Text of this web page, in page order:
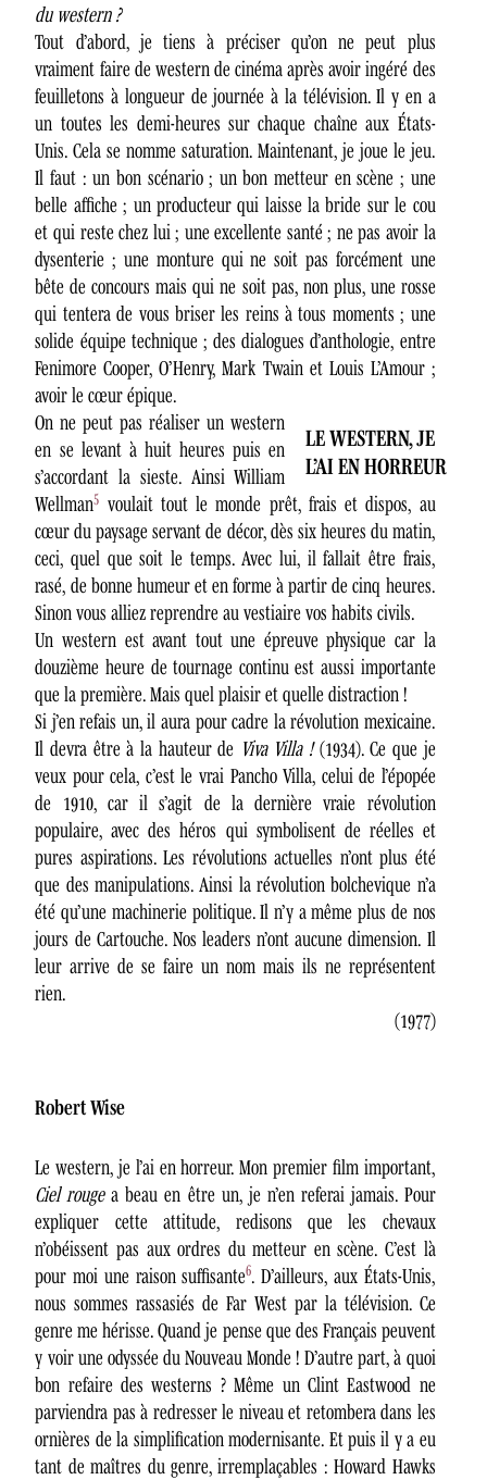
du western ?
Tout d’abord, je tiens à préciser qu’on ne peut plus
vraiment faire de western de cinéma après avoir ingéré des
feuilletons à longueur de journée à la télévision. Il y en a
un toutes les demi-heures sur chaque chaîne aux États-
Unis. Cela se nomme saturation. Maintenant, je joue le jeu.
Il faut : un bon scénario ; un bon metteur en scène ; une
belle affiche ; un producteur qui laisse la bride sur le cou
et qui reste chez lui ; une excellente santé ; ne pas avoir la
dysenterie ; une monture qui ne soit pas forcément une
bête de concours mais qui ne soit pas, non plus, une rosse
qui tentera de vous briser les reins à tous moments ; une
solide équipe technique ; des dialogues d’anthologie, entre
Fenimore Cooper, O’Henry, Mark Twain et Louis L’Amour ;
avoir le cœur épique.
LE WESTERN, JE
L’AI EN HORREUR
On ne peut pas réaliser un western
en se levant à huit heures puis en
s’accordant la sieste. Ainsi William
Wellman5 voulait tout le monde prêt, frais et dispos, au
cœur du paysage servant de décor, dès six heures du matin,
ceci, quel que soit le temps. Avec lui, il fallait être frais,
rasé, de bonne humeur et en forme à partir de cinq heures.
Sinon vous alliez reprendre au vestiaire vos habits civils.
Un western est avant tout une épreuve physique car la
douzième heure de tournage continu est aussi importante
que la première. Mais quel plaisir et quelle distraction !
Si j’en refais un, il aura pour cadre la révolution mexicaine.
Il devra être à la hauteur de Viva Villa !(1934). Ce que je
veux pour cela, c’est le vrai Pancho Villa, celui de l’épopée
de 1910, car il s’agit de la dernière vraie révolution
populaire, avec des héros qui symbolisent de réelles et
pures aspirations. Les révolutions actuelles n’ont plus été
que des manipulations. Ainsi la révolution bolchevique n’a
été qu’une machinerie politique. Il n’y a même plus de nos
jours de Cartouche. Nos leaders n’ont aucune dimension. Il
leur arrive de se faire un nom mais ils ne représentent
rien.
(1977)
Robert Wise
Le western, je l’ai en horreur. Mon premier film important,
Ciel rougea beau en être un, je n’en referai jamais. Pour
expliquer cette attitude, redisons que les chevaux
n’obéissent pas aux ordres du metteur en scène. C’est là
pour moi une raison suffisante6. D’ailleurs, aux États-Unis,
nous sommes rassasiés de Far West par la télévision. Ce
genre me hérisse. Quand je pense que des Français peuvent
y voir une odyssée du Nouveau Monde ! D’autre part, à quoi
bon refaire des westerns ? Même un Clint Eastwood ne
parviendra pas à redresser le niveau et retombera dans les
ornières de la simplification modernisante. Et puis il y a eu
tant de maîtres du genre, irremplaçables : Howard Hawks